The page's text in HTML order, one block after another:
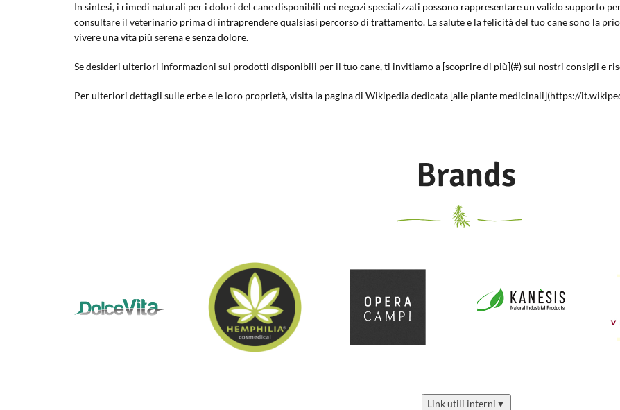
In sintesi, i rimedi naturali per i dolori del cane disponibili nei negozi specializzati possono rappresentare un valido supporto
consultare il veterinario prima di intraprendere qualsiasi percorso di trattamento. La salute e la felicità del tuo cane sono la
vivere una vita più serena e senza dolore.
Se desideri ulteriori informazioni sui prodotti disponibili per il tuo cane, ti invitiamo a [scoprire di più](#) sui nostri consigli e
Per ulteriori dettagli sulle erbe e le loro proprietà, visita la pagina di Wikipedia dedicata [alle piante medicinali](https://
Brands
Link utili interni ▼